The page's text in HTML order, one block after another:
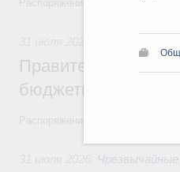
Правительство
бюджетным